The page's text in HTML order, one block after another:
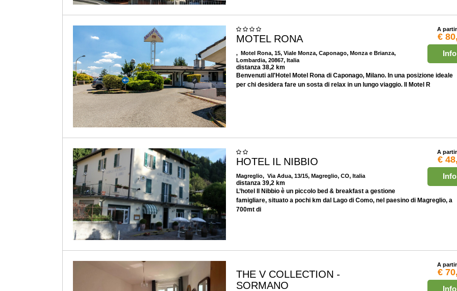
A
€
Info
MOTEL RONA
, Motel Rona, 15, Viale Monza, Caponago, Monza e Brianza,
Lombardia, 20867, Italia
distanza 38,2 km
Benvenuti all'Hotel Motel Rona di Caponago, Milano. In una posizione ideale
per chi desidera fare un sosta di relax in un lungo viaggio. Il Motel R
A
€
Info
HOTEL IL NIBBIO
Magreglio, Via Adua, 13/15, Magreglio, CO, Italia
distanza 39,2 km
L’hotel Il Nibbio è un piccolo bed & breakfast a gestione
famigliare, situato a pochi km dal Lago di Como, nel paesino di Magreglio, a
700mt di
A
€
Info
THE V COLLECTION -
SORMANO